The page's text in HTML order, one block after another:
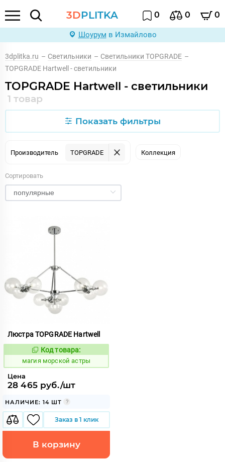
3DPLITKA 0 0 0
Шоурум в Измайлово
3dplitka.ru – Светильники – Светильники TOPGRADE –
TOPGRADE Hartwell - светильники
TOPGRADE Hartwell - светильники
1 товар
Показать фильтры
Производитель TOPGRADE Коллекция
Сортировать
Люстра TOPGRADE Hartwell
Код:
913831
Код товара:
магия морской астры
Цена
28 465 руб./шт
НАЛИЧИЕ: 14 ШТ
Заказ в 1 клик
В корзину